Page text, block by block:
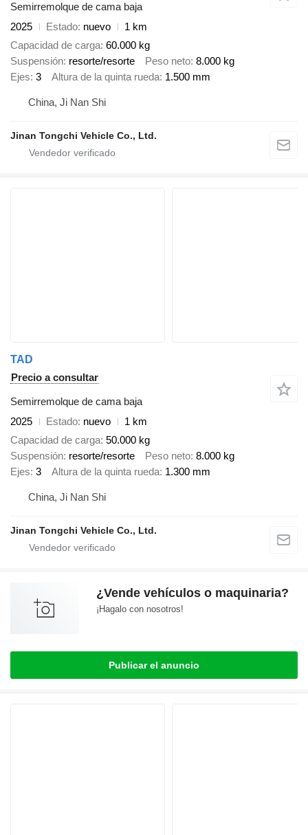
Semirremolque de cama baja
2025
Estado nuevo
1 km
Capacidad de carga 60.000 kg
Suspensión resorte/resorte Peso neto 8.000 kg
Ejes 3 Altura de la quinta rueda 1.500 mm
China, Ji Nan Shi
Jinan Tongchi Vehicle Co., Ltd.
TAD
Precio a consultar
Semirremolque de cama baja
2025
Estado nuevo
1 km
Capacidad de carga 50.000 kg
Suspensión resorte/resorte Peso neto 8.000 kg
Ejes 3 Altura de la quinta rueda 1.300 mm
China, Ji Nan Shi
Jinan Tongchi Vehicle Co., Ltd.
¿Vende vehículos o maquinaria?
¡Hagalo con nosotros!
Publicar el anuncio